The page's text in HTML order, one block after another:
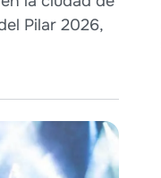
Pilar 2026,